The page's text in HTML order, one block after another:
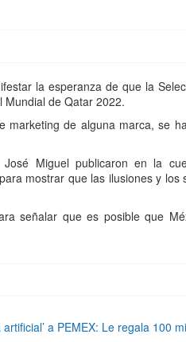
la esperanza de que la
de Qatar 2022.
de alguna marca, se
Miguel publicaron en la
mostrar que las ilusiones y los
señalar que es posible que
artificial’ a PEMEX: Le regala 100